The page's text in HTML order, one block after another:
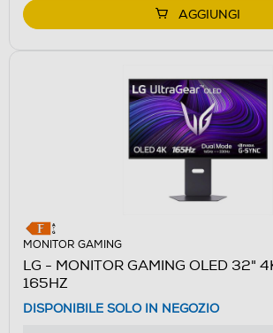
AGGIUNGI
MONITOR GAMING
LG - MONITOR GAMING OLED 32" 4K
165HZ
DISPONIBILE SOLO IN NEGOZIO